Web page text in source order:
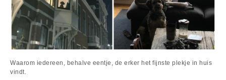
Waarom iedereen, behalve eentje, de erker het fijnste plekje in huis
vindt.